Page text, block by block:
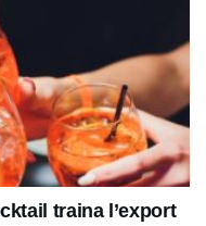
traina l’export